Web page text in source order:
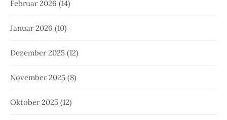
Februar 2026 (14)
Januar 2026 (10)
Dezember 2025 (12)
November 2025 (8)
Oktober 2025 (12)